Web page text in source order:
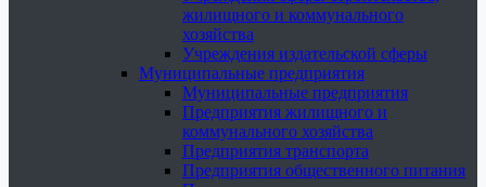
жилищного и коммунального
хозяйства
Учреждения издательской сферы
Муниципальные предприятия
Муниципальные предприятия
Предприятия жилищного и
коммунального хозяйства
Предприятия транспорта
Предприятия общественного питания